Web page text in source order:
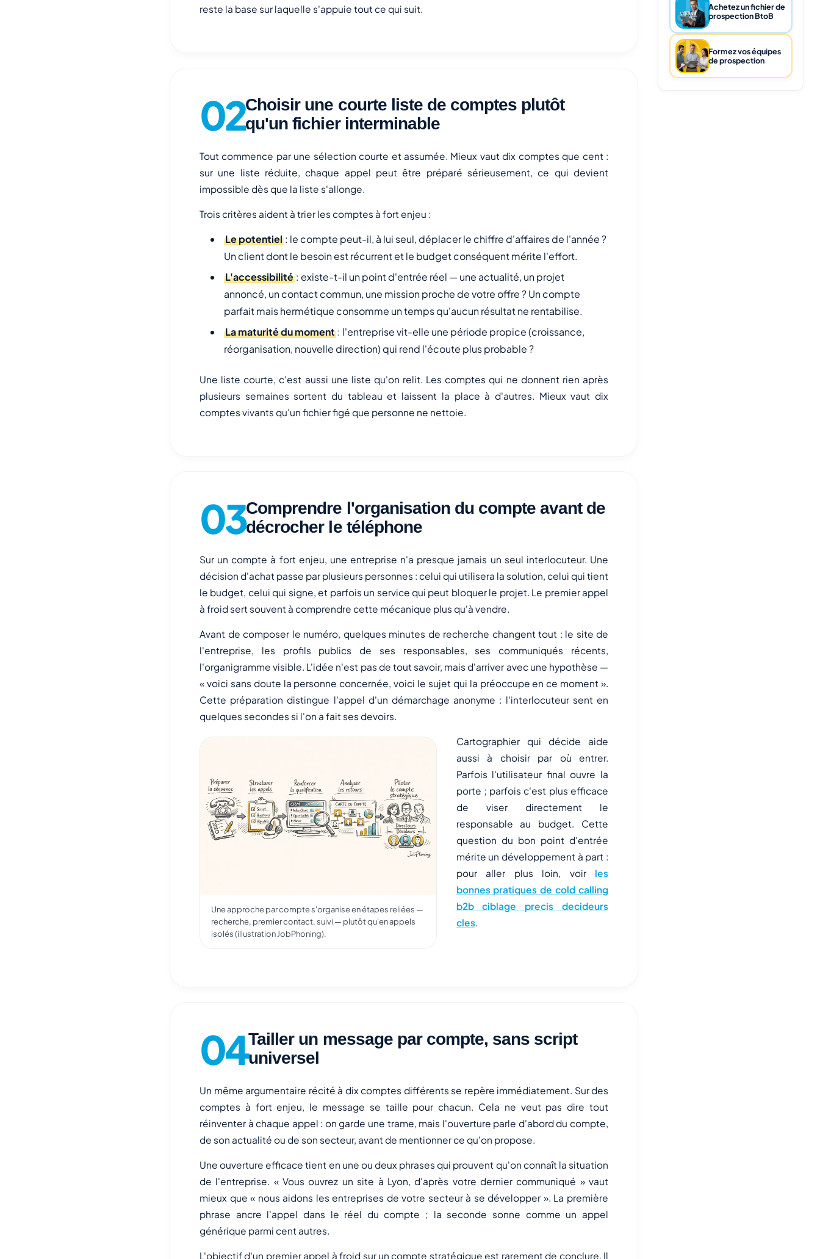
reste la base sur laquelle s'appuie tout ce qui suit.
Choisir une courte liste de comptes plutôt
qu'un fichier interminable
Tout commence par une sélection courte et assumée. Mieux vaut dix comptes que cent :
sur une liste réduite, chaque appel peut être préparé sérieusement, ce qui devient
impossible dès que la liste s'allonge.
Trois critères aident à trier les comptes à fort enjeu :
Le potentiel: le compte peut-il, à lui seul, déplacer le chiffre d'affaires de l'année ?
Un client dont le besoin est récurrent et le budget conséquent mérite l'effort.
L'accessibilité: existe-t-il un point d'entrée réel — une actualité, un projet
annoncé, un contact commun, une mission proche de votre offre ? Un compte
parfait mais hermétique consomme un temps qu'aucun résultat ne rentabilise.
La maturité du moment: l'entreprise vit-elle une période propice (croissance,
réorganisation, nouvelle direction) qui rend l'écoute plus probable ?
Une liste courte, c'est aussi une liste qu'on relit. Les comptes qui ne donnent rien après
plusieurs semaines sortent du tableau et laissent la place à d'autres. Mieux vaut dix
comptes vivants qu'un fichier figé que personne ne nettoie.
Comprendre l'organisation du compte avant de
décrocher le téléphone
Sur un compte à fort enjeu, une entreprise n'a presque jamais un seul interlocuteur. Une
décision d'achat passe par plusieurs personnes : celui qui utilisera la solution, celui qui tient
le budget, celui qui signe, et parfois un service qui peut bloquer le projet. Le premier appel
à froid sert souvent à comprendre cette mécanique plus qu'à vendre.
Avant de composer le numéro, quelques minutes de recherche changent tout : le site de
l'entreprise, les profils publics de ses responsables, ses communiqués récents,
l'organigramme visible. L'idée n'est pas de tout savoir, mais d'arriver avec une hypothèse —
« voici sans doute la personne concernée, voici le sujet qui la préoccupe en ce moment ».
Cette préparation distingue l'appel d'un démarchage anonyme : l'interlocuteur sent en
quelques secondes si l'on a fait ses devoirs.
Une approche par compte s'organise en étapes reliées —
recherche, premier contact, suivi — plutôt qu'en appels
isolés (illustration JobPhoning).
Cartographier qui décide aide
aussi à choisir par où entrer.
Parfois l'utilisateur final ouvre la
porte ; parfois c'est plus efficace
de viser directement le
responsable au budget. Cette
question du bon point d'entrée
mérite un développement à part :
pour aller plus loin, voir les
bonnes pratiques de cold calling
b2b ciblage precis decideurs
cles.
Tailler un message par compte, sans script
universel
Un même argumentaire récité à dix comptes différents se repère immédiatement. Sur des
comptes à fort enjeu, le message se taille pour chacun. Cela ne veut pas dire tout
réinventer à chaque appel : on garde une trame, mais l'ouverture parle d'abord du compte,
de son actualité ou de son secteur, avant de mentionner ce qu'on propose.
Une ouverture efficace tient en une ou deux phrases qui prouvent qu'on connaît la situation
de l'entreprise. « Vous ouvrez un site à Lyon, d'après votre dernier communiqué » vaut
mieux que « nous aidons les entreprises de votre secteur à se développer ». La première
phrase ancre l'appel dans le réel du compte ; la seconde sonne comme un appel
générique parmi cent autres.
L'objectif d'un premier appel à froid sur un compte stratégique est rarement de conclure. Il
Achetez un fichier de
prospection BtoB
Formez vos équipes
de prospection